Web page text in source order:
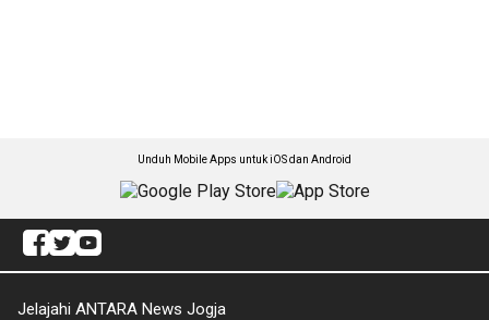
Unduh Mobile Apps untuk iOS dan Android
Jelajahi ANTARA News Jogja